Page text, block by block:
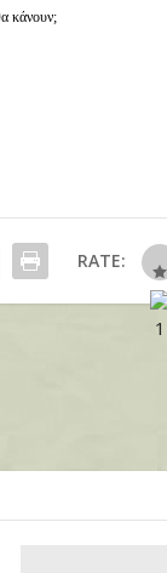
κάνουν;
RATE: